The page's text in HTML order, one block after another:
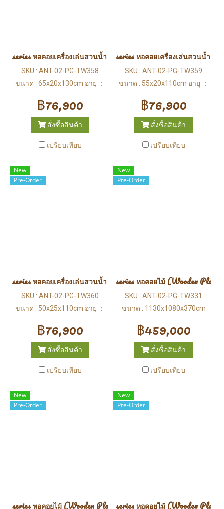
series หอคอยเครื่องเล่นสวนน้ำ (Water Park)
SKU : ANT-02-PG-TW358
ขนาด : 65x20x130cm อายุ ：
฿76,900
สั่งซื้อสินค้า
เปรียบเทียบ
series หอคอยเครื่องเล่นสวนน้ำ
SKU : ANT-02-PG-TW359
ขนาด : 55x20x110cm อายุ ：
฿76,900
สั่งซื้อสินค้า
เปรียบเทียบ
New
Pre-Order
series หอคอยเครื่องเล่นสวนน้ำ (Water Park)
SKU : ANT-02-PG-TW360
ขนาด : 50x25x110cm อายุ ：
฿76,900
สั่งซื้อสินค้า
เปรียบเทียบ
New
Pre-Order
series หอคอยไม้ (Wooden
SKU : ANT-02-PG-TW331
ขนาด : 1130x1080x370cm
฿459,000
สั่งซื้อสินค้า
เปรียบเทียบ
New
Pre-Order
series หอคอยไม้ (Wooden Playground)
New
Pre-Order
series หอคอยไม้ (Wooden